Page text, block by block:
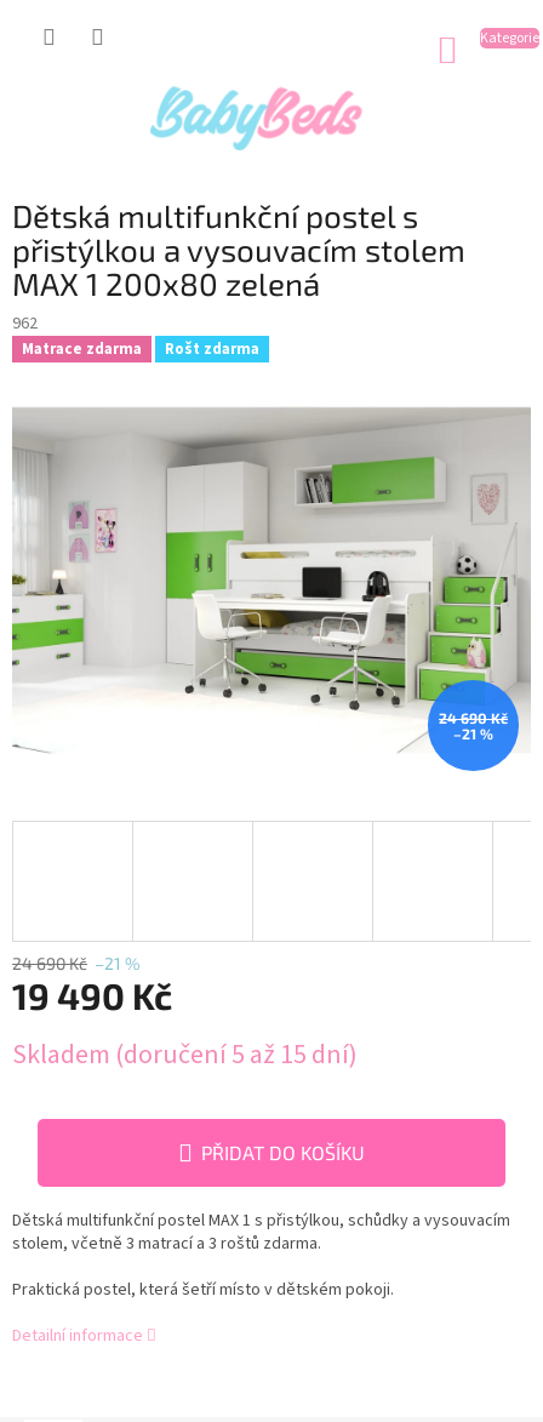
Dětská multifunkční postel s
přistýlkou a vysouvacím stolem
MAX 1 200x80 zelená
962
Matrace zdarma Rošt zdarma
24 690 Kč
–21 %
24 690 Kč –21 %
19 490 Kč
cena:
Skladem (doručení 5 až 15 dní)
PŘIDAT DO KOŠÍKU
Dětská multifunkční postel MAX 1 s přistýlkou, schůdky a vysouvacím
stolem, včetně 3 matrací a 3 roštů zdarma.
Praktická postel, která šetří místo v dětském pokoji.
Detailní informace